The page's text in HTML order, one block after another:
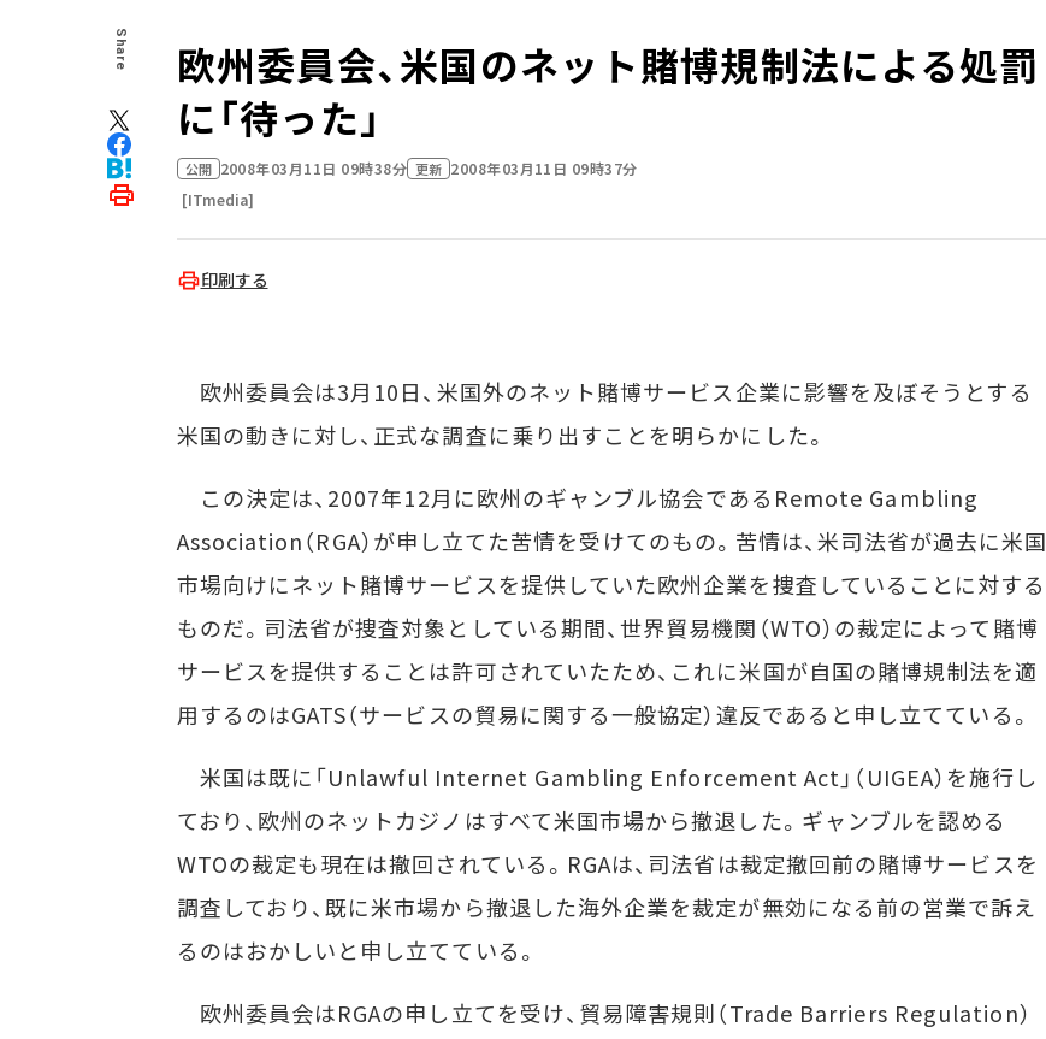
Share
欧州委員会、米国のネット賭博規制法による処罰
に「待った」
公開 2008年03月11日 09時38分 更新 2008年03月11日 09時37分
[ITmedia]
印刷する
欧州委員会は3月10日、米国外のネット賭博サービス企業に影響を及ぼそうとする
米国の動きに対し、正式な調査に乗り出すことを明らかにした。
この決定は、2007年12月に欧州のギャンブル協会であるRemote Gambling
Association（RGA）が申し立てた苦情を受けてのもの。苦情は、米司法省が過去に米国
市場向けにネット賭博サービスを提供していた欧州企業を捜査していることに対する
ものだ。司法省が捜査対象としている期間、世界貿易機関（WTO）の裁定によって賭博
サービスを提供することは許可されていたため、これに米国が自国の賭博規制法を適
用するのはGATS（サービスの貿易に関する一般協定）違反であると申し立てている。
米国は既に「Unlawful Internet Gambling Enforcement Act」（UIGEA）を施行し
ており、欧州のネットカジノはすべて米国市場から撤退した。ギャンブルを認める
WTOの裁定も現在は撤回されている。RGAは、司法省は裁定撤回前の賭博サービスを
調査しており、既に米市場から撤退した海外企業を裁定が無効になる前の営業で訴え
るのはおかしいと申し立てている。
欧州委員会はRGAの申し立てを受け、貿易障害規則（Trade Barriers Regulation）